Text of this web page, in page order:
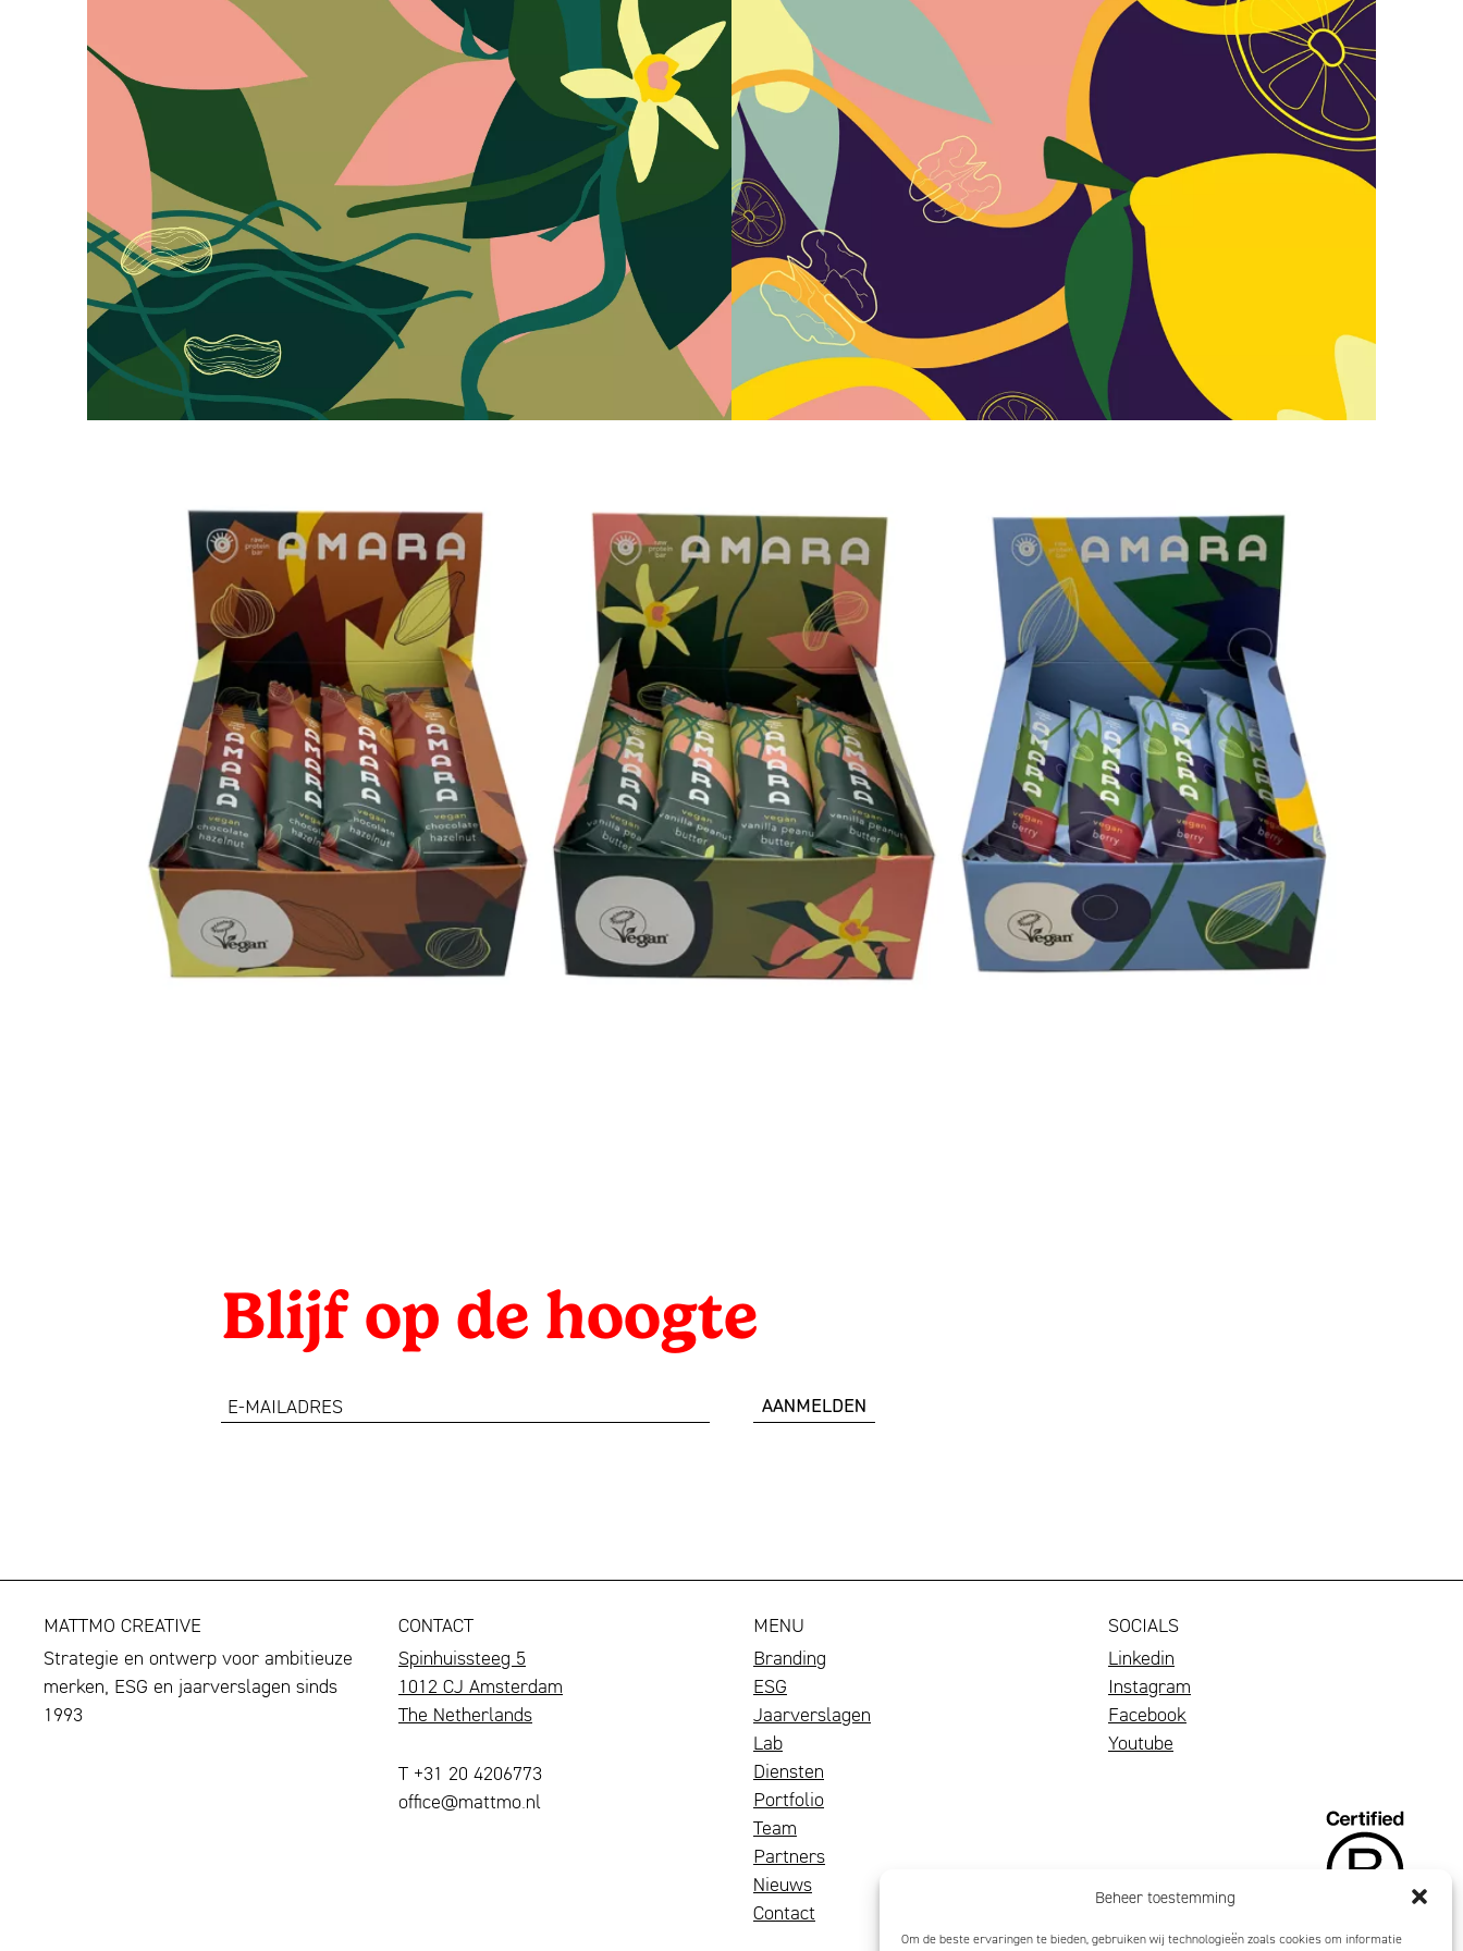
Beheer toestemming
Om de beste ervaringen te bieden, gebruiken wij technologieën zoals cookies om informatie
Blijf op de hoogte
e-
MATTMO CREATIVE
Strategie en ontwerp voor ambitieuze
merken, ESG en jaarverslagen sinds
1993
CONTACT
Spinhuissteeg 5
1012 CJ Amsterdam
The Netherlands
T +31 20 4206773
office@mattmo.nl
MENU
Branding
ESG
Jaarverslagen
Lab
Diensten
Portfolio
Een
bloeiend
merk
trekt
Team
Wij
zijn
Mattmo,
Partners
Nieuws
Contact
SOCIALS
Linkedin
Instagram
Facebook
Youtube